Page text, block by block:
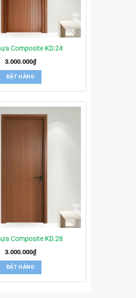
Composite KD.24
3.000.000₫
ĐẶT HÀNG
Composite KD.28
3.000.000₫
ĐẶT HÀNG